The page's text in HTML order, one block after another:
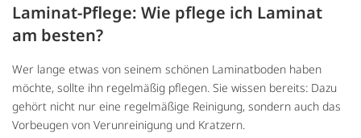
Laminat-Pflege: Wie pflege ich Laminat
am besten?
Wer lange etwas von seinem schönen Laminatboden haben
möchte, sollte ihn regelmäßig pflegen. Sie wissen bereits: Dazu
gehört nicht nur eine regelmäßige Reinigung, sondern auch das
Vorbeugen von Verunreinigung und Kratzern.